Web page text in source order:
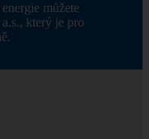
můžete
který je pro